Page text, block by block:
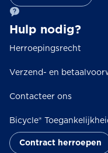
Hulp nodig?
Herroepingsrecht
Verzend- en
Contacteer ons
Bicycle®
Contract herroepen